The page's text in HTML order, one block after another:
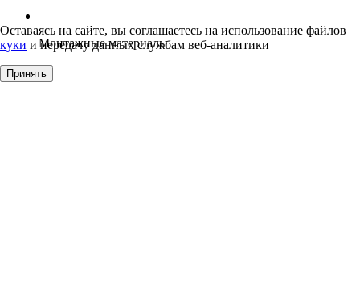
Монтажные материалы
Оставаясь на сайте, вы соглашаетесь на использование файлов
куки и передачу данных службам веб-аналитики
Принять